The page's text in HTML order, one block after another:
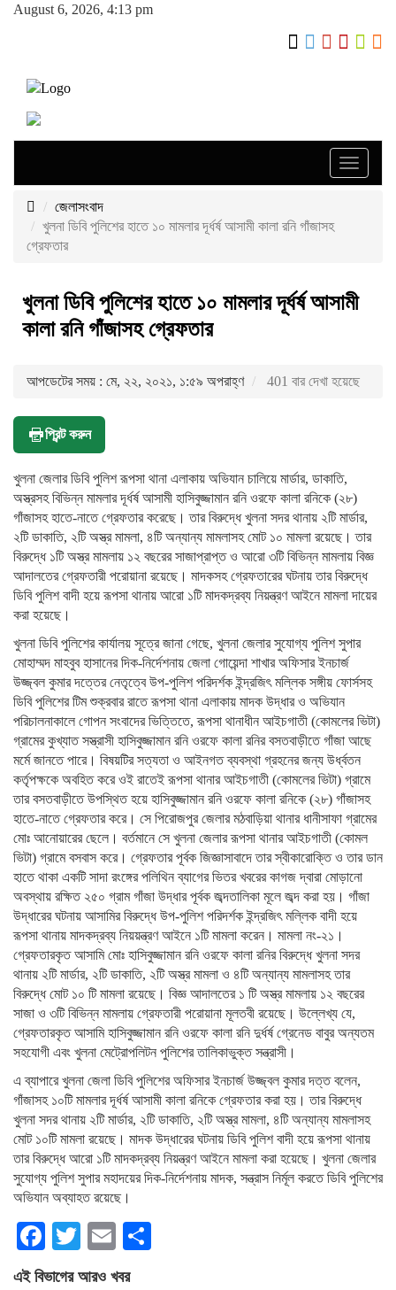
August 6, 2026, 4:13 pm
Toggle
জেলাসংবাদ
খুলনা ডিবি পুলিশের হাতে ১০ মামলার দূর্ধর্ষ আসামী কালা রনি গাঁজাসহ
গ্রেফতার
খুলনা ডিবি পুলিশের হাতে ১০ মামলার দূর্ধর্ষ আসামী
কালা রনি গাঁজাসহ গ্রেফতার
আপডেটের সময় : মে, ২২, ২০২১, ১:৫৯ অপরাহ্ণ 401 বার দেখা হয়েছে
প্রিন্ট করুন
খুলনা জেলার ডিবি পুলিশ রূপসা থানা এলাকায় অভিযান চালিয়ে মার্ডার, ডাকাতি,
অস্ত্রসহ বিভিন্ন মামলার দূর্ধর্ষ আসামী হাসিবুজ্জামান রনি ওরফে কালা রনিকে (২৮)
গাঁজাসহ হাতে-নাতে গ্রেফতার করেছে। তার বিরুদ্ধে খুলনা সদর থানায় ২টি মার্ডার,
২টি ডাকাতি, ২টি অস্ত্র মামলা, ৪টি অন্যান্য মামলাসহ মোট ১০ মামলা রয়েছে। তার
বিরুদ্ধে ১টি অস্ত্র মামলায় ১২ বছরের সাজাপ্রাপ্ত ও আরো ৩টি বিভিন্ন মামলায় বিজ্ঞ
আদালতের গ্রেফতারী পরোয়ানা রয়েছে। মাদকসহ গ্রেফতারের ঘটনায় তার বিরুদ্ধে
ডিবি পুলিশ বাদী হয়ে রূপসা থানায় আরো ১টি মাদকদ্রব্য নিয়ন্ত্রণ আইনে মামলা দায়ের
করা হয়েছে।
খুলনা ডিবি পুলিশের কার্যালয় সূত্রে জানা গেছে, খুলনা জেলার সুযোগ্য পুলিশ সুপার
মোহাম্মদ মাহবুব হাসানের দিক-নির্দেশনায় জেলা গোয়েন্দা শাখার অফিসার ইনচার্জ
উজ্জ্বল কুমার দত্তের নেতৃত্বে উপ-পুলিশ পরিদর্শক ইন্দ্রজিৎ মল্লিক সঙ্গীয় ফোর্সসহ
ডিবি পুলিশের টিম শুক্রবার রাতে রূপসা থানা এলাকায় মাদক উদ্ধার ও অভিযান
পরিচালনাকালে গোপন সংবাদের ভিত্তিতে, রূপসা থানাধীন আইচগাতী (কোমলের ভিটা)
গ্রামের কুখ্যাত সস্ত্রাসী হাসিবুজ্জামান রনি ওরফে কালা রনির বসতবাড়ীতে গাঁজা আছে
মর্মে জানতে পারে। বিষয়টির সত্যতা ও আইনগত ব্যবস্থা গ্রহনের জন্য উর্ধ্বতন
কর্তৃপক্ষকে অবহিত করে ওই রাতেই রূপসা থানার আইচগাতী (কোমলের ভিটা) গ্রামে
তার বসতবাড়ীতে উপস্থিত হয়ে হাসিবুজ্জামান রনি ওরফে কালা রনিকে (২৮) গাঁজাসহ
হাতে-নাতে গ্রেফতার করে। সে পিরোজপুর জেলার মঠবাড়িয়া থানার ধানীসাফা গ্রামের
মোঃ আনোয়ারের ছেলে। বর্তমানে সে খুলনা জেলার রূপসা থানার আইচগাতী (কোমল
ভিটা) গ্রামে বসবাস করে। গ্রেফতার পূর্বক জিজ্ঞাসাবাদে তার স্বীকারোক্তি ও তার ডান
হাতে থাকা একটি সাদা রংঙ্গের পলিথিন ব্যাগের ভিতর খবরের কাগজ দ্বারা মোড়ানো
অবস্থায় রক্ষিত ২৫০ গ্রাম গাঁজা উদ্ধার পূর্বক জব্দতালিকা মূলে জব্দ করা হয়। গাঁজা
উদ্ধারের ঘটনায় আসামির বিরুদ্ধে উপ-পুলিশ পরিদর্শক ইন্দ্রজিৎ মল্লিক বাদী হয়ে
রূপসা থানায় মাদকদ্রব্য নিয়য়ন্ত্রণ আইনে ১টি মামলা করেন। মামলা নং-২১।
গ্রেফতারকৃত আসামি মোঃ হাসিবুজ্জামান রনি ওরফে কালা রনির বিরুদ্ধে খুলনা সদর
থানায় ২টি মার্ডার, ২টি ডাকাতি, ২টি অস্ত্র মামলা ও ৪টি অন্যান্য মামলাসহ তার
বিরুদ্ধে মোট ১০ টি মামলা রয়েছে। বিজ্ঞ আদালতের ১ টি অস্ত্র মামলায় ১২ বছরের
সাজা ও ৩টি বিভিন্ন মামলায় গ্রেফতারী পরোয়ানা মূলতবী রয়েছে। উল্লেখ্য যে,
গ্রেফতারকৃত আসামি হাসিবুজ্জামান রনি ওরফে কালা রনি দুর্ধর্ষ গ্রেনেড বাবুর অন্যতম
সহযোগী এবং খুলনা মেট্রোপলিটন পুলিশের তালিকাভুক্ত সন্ত্রাসী।
এ ব্যাপারে খুলনা জেলা ডিবি পুলিশের অফিসার ইনচার্জ উজ্জ্বল কুমার দত্ত বলেন,
গাঁজাসহ ১০টি মামলার দূর্ধর্ষ আসামী কালা রনিকে গ্রেফতার করা হয়। তার বিরুদ্ধে
খুলনা সদর থানায় ২টি মার্ডার, ২টি ডাকাতি, ২টি অস্ত্র মামলা, ৪টি অন্যান্য মামলাসহ
মোট ১০টি মামলা রয়েছে। মাদক উদ্ধারের ঘটনায় ডিবি পুলিশ বাদী হয়ে রূপসা থানায়
তার বিরুদ্ধে আরো ১টি মাদকদ্রব্য নিয়ন্ত্রণ আইনে মামলা করা হয়েছে। খুলনা জেলার
সুযোগ্য পুলিশ সুপার মহাদয়ের দিক-নির্দেশনায় মাদক, সন্ত্রাস নির্মূল করতে ডিবি পুলিশের
অভিযান অব্যাহত রয়েছে।
Facebook
TwitterEmail
এই বিভাগের আরও খবর